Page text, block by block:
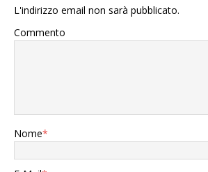
L'indirizzo email non sarà pubblicato.
Commento
Nome*